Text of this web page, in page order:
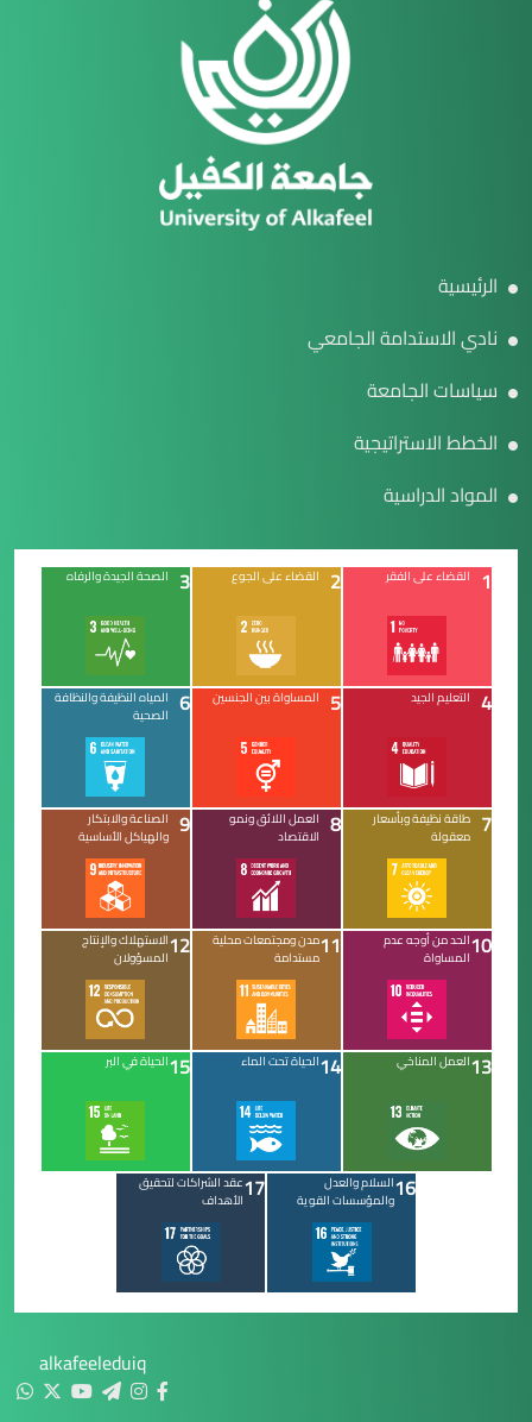
الرئيسية
نادي الاستدامة الجامعي
سياسات الجامعة
الخطط الاستراتيجية
المواد الدراسية
1 القضاء على الفقر 2 القضاء على الجوع 3 الصحة الجيدة والرفاه
4 التعليم الجيد 5 المساواة بين الجنسين 6 المياه النظيفة والنظافة
الصحية
7 طاقة نظيفة وبأسعار
معقولة 8 العمل اللائق ونمو
الاقتصاد 9 الصناعة والابتكار
والهياكل الأساسية
10الحد من أوجه عدم
المساواة 11مدن ومجتمعات محلية
مستدامة 12الاستهلاك والإنتاج
المسؤولان
13العمل المناخي 14الحياة تحت الماء 15الحياة في البر
16السلام والعدل
والمؤسسات القوية 17عقد الشراكات لتحقيق
الأهداف
alkafeeleduiq